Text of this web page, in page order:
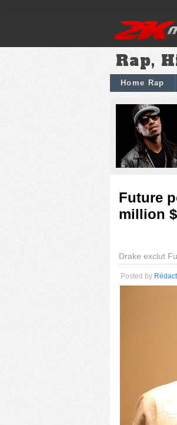
Rap,
Home Rap
Future
million $
Drake exclut
Posted by